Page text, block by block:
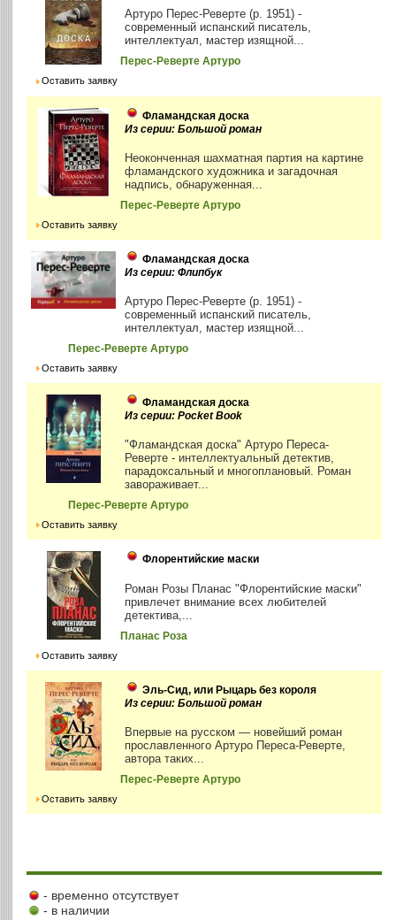
Артуро Перес-Реверте (р. 1951) -
современный испанский писатель,
интеллектуал, мастер изящной...
Перес-Реверте Артуро
Оставить заявку
Фламандская доска
Из серии: Большой роман
Неоконченная шахматная партия на картине
фламандского художника и загадочная
надпись, обнаруженная...
Перес-Реверте Артуро
Оставить заявку
Фламандская доска
Из серии: Флипбук
Артуро Перес-Реверте (р. 1951) -
современный испанский писатель,
интеллектуал, мастер изящной...
Перес-Реверте Артуро
Оставить заявку
Фламандская доска
Из серии: Pocket Book
"Фламандская доска" Артуро Переса-
Реверте - интеллектуальный детектив,
парадоксальный и многоплановый. Роман
завораживает...
Перес-Реверте Артуро
Оставить заявку
Флорентийские маски
Роман Розы Планас "Флорентийские маски"
привлечет внимание всех любителей
детектива,...
Планас Роза
Оставить заявку
Эль-Сид, или Рыцарь без короля
Из серии: Большой роман
Впервые на русском — новейший роман
прославленного Артуро Переса-Реверте,
автора таких...
Перес-Реверте Артуро
Оставить заявку
- временно отсутствует
- в наличии